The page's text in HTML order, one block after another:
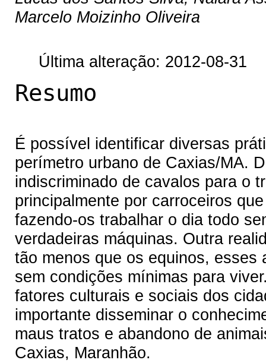
Marcelo Moizinho Oliveira
Última alteração: 2012-08-31
Resumo
É possível identificar diversas
perímetro urbano de Caxias/MA.
indiscriminado de cavalos para o
principalmente por carroceiros
fazendo-os trabalhar o dia todo
verdadeiras máquinas. Outra
tão menos que os equinos, esses
sem condições mínimas para
fatores culturais e sociais dos
importante disseminar o
maus tratos e abandono de
Caxias, Maranhão.